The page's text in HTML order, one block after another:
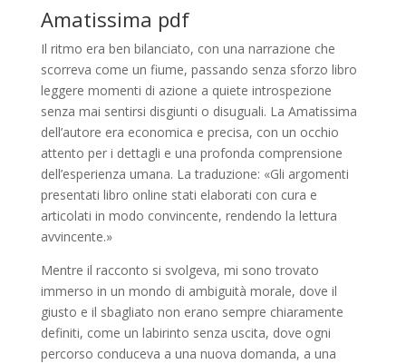
Amatissima pdf
Il ritmo era ben bilanciato, con una narrazione che
scorreva come un fiume, passando senza sforzo libro
leggere momenti di azione a quiete introspezione
senza mai sentirsi disgiunti o disuguali. La Amatissima
dell’autore era economica e precisa, con un occhio
attento per i dettagli e una profonda comprensione
dell’esperienza umana. La traduzione: «Gli argomenti
presentati libro online stati elaborati con cura e
articolati in modo convincente, rendendo la lettura
avvincente.»
Mentre il racconto si svolgeva, mi sono trovato
immerso in un mondo di ambiguità morale, dove il
giusto e il sbagliato non erano sempre chiaramente
definiti, come un labirinto senza uscita, dove ogni
percorso conduceva a una nuova domanda, a una